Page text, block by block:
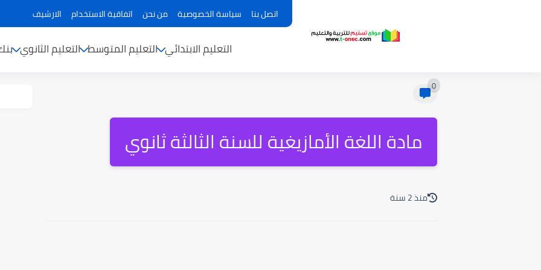
اتصل بنا سياسة الخصوصية من نحن اتفاقية الاستخدام الارشيف
التعليم الابتدائي التعليم المتوسط التعليم الثانوي
0
مادة اللغة الأمازيغية للسنة الثالثة ثانوي
منذ 2 سنة